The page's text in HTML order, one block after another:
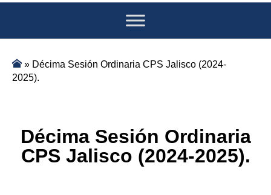
» Décima Sesión Ordinaria CPS Jalisco (2024-
2025).
Décima Sesión Ordinaria
CPS Jalisco (2024-2025).